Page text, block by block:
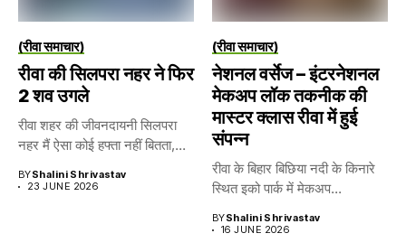
(रीवा समाचार)
रीवा की सिलपरा नहर ने फिर
2 शव उगले
रीवा शहर की जीवनदायनी सिलपरा
नहर मैं ऐसा कोई हफ्ता नहीं बितता,...
BYShalini Shrivastav
23 JUNE 2026
(रीवा समाचार)
नेशनल वर्सेज – इंटरनेशनल
मेकअप लॉक तकनीक की
मास्टर क्लास रीवा में हुई
संपन्न
रीवा के बिहार बिछिया नदी के किनारे
स्थित इको पार्क में मेकअप...
BYShalini Shrivastav
16 JUNE 2026